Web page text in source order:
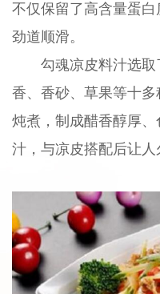
不仅保留了高含量蛋
劲道顺滑。
勾魂凉皮料汁选取
香、香砂、草果等十
炖煮，制成醋香醇厚
汁，与凉皮搭配后让人